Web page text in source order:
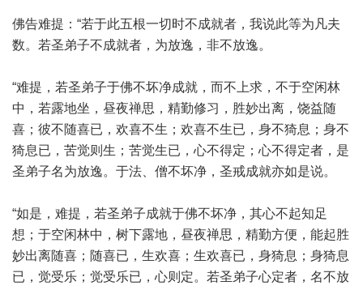
佛告难提：“若于此五根一切时不成就者，我说此等为凡夫
数。若圣弟子不成就者，为放逸，非不放逸。
“难提，若圣弟子于佛不坏净成就，而不上求，不于空闲林
中，若露地坐，昼夜禅思，精勤修习，胜妙出离，饶益随
喜；彼不随喜已，欢喜不生；欢喜不生已，身不猗息；身不
猗息已，苦觉则生；苦觉生已，心不得定；心不得定者，是
圣弟子名为放逸。于法、僧不坏净，圣戒成就亦如是说。
“如是，难提，若圣弟子成就于佛不坏净，其心不起知足
想；于空闲林中，树下露地，昼夜禅思，精勤方便，能起胜
妙出离随喜；随喜已，生欢喜；生欢喜已，身猗息；身猗息
已，觉受乐；觉受乐已，心则定。若圣弟子心定者，名不放